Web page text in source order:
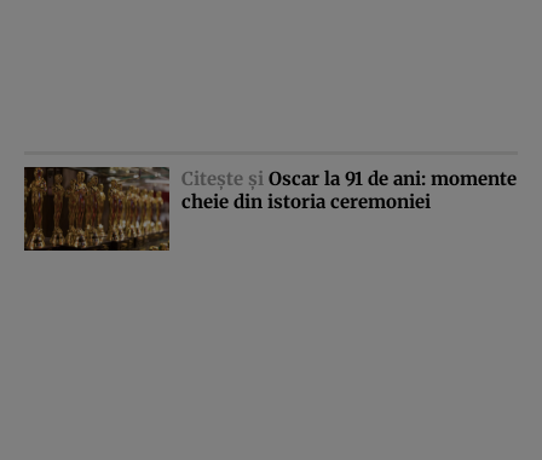
Citeşte şi Oscar la 91 de ani: momente
cheie din istoria ceremoniei